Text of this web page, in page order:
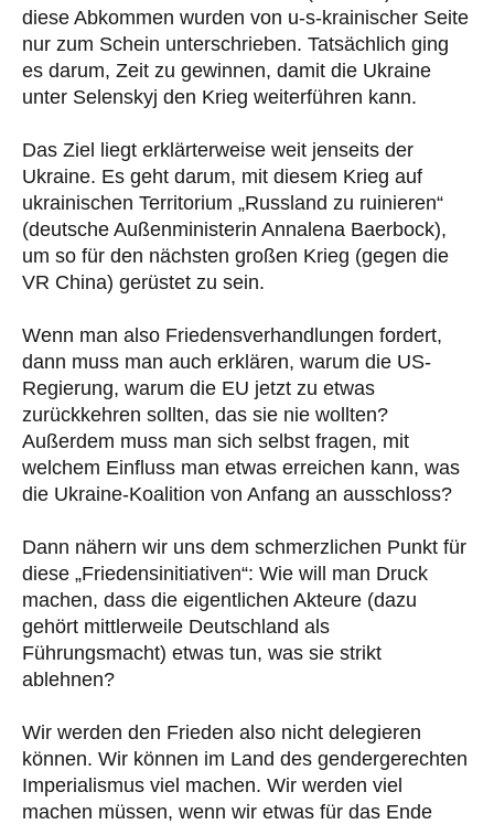
diese Abkommen wurden von u-s-krainischer Seite
nur zum Schein unterschrieben. Tatsächlich ging
es darum, Zeit zu gewinnen, damit die Ukraine
unter Selenskyj den Krieg weiterführen kann.
Das Ziel liegt erklärterweise weit jenseits der
Ukraine. Es geht darum, mit diesem Krieg auf
ukrainischen Territorium „Russland zu ruinieren“
(deutsche Außenministerin Annalena Baerbock),
um so für den nächsten großen Krieg (gegen die
VR China) gerüstet zu sein.
Wenn man also Friedensverhandlungen fordert,
dann muss man auch erklären, warum die US-
Regierung, warum die EU jetzt zu etwas
zurückkehren sollten, das sie nie wollten?
Außerdem muss man sich selbst fragen, mit
welchem Einfluss man etwas erreichen kann, was
die Ukraine-Koalition von Anfang an ausschloss?
Dann nähern wir uns dem schmerzlichen Punkt für
diese „Friedensinitiativen“: Wie will man Druck
machen, dass die eigentlichen Akteure (dazu
gehört mittlerweile Deutschland als
Führungsmacht) etwas tun, was sie strikt
ablehnen?
Wir werden den Frieden also nicht delegieren
können. Wir können im Land des gendergerechten
Imperialismus viel machen. Wir werden viel
machen müssen, wenn wir etwas für das Ende